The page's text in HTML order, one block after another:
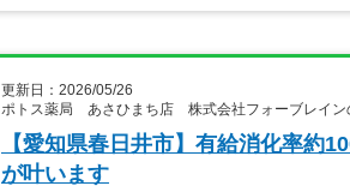
更新日：2026/05/26
ポトス薬局 あさひまち店 株式会社フォーブレイン
【愛知県春日井市】有給消化率約
が叶います